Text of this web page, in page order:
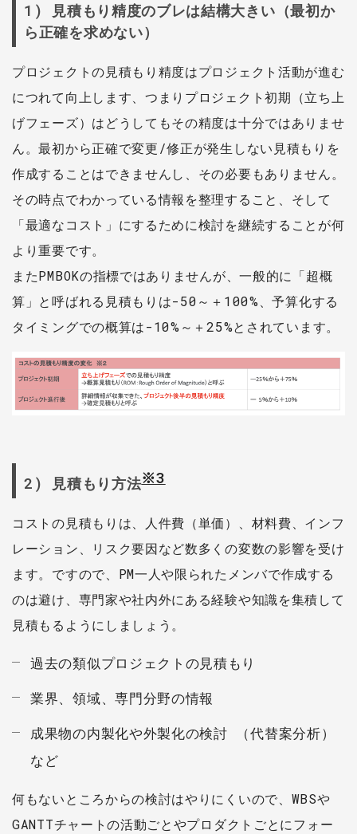
1) 見積もり精度のブレは結構大きい（最初か
ら正確を求めない）️️
プロジェクトの見積もり精度はプロジェクト活動が進む
につれて向上します、つまりプロジェクト初期（立ち上
げフェーズ）はどうしてもその精度は十分ではありませ
ん。最初から正確で変更/修正が発生しない見積もりを
作成することはできませんし、その必要もありません。
その時点でわかっている情報を整理すること、そして
「最適なコスト」にするために検討を継続することが何
より重要です。
またPMBOKの指標ではありませんが、一般的に「超概
算」と呼ばれる見積もりは-50～＋100%、予算化する
タイミングでの概算は-10%～＋25%とされています。
2) 見積もり方法※3
コストの見積もりは、人件費（単価）、材料費、インフ
レーション、リスク要因など数多くの変数の影響を受け
ます。ですので、PM一人や限られたメンバで作成する
のは避け、専門家や社内外にある経験や知識を集積して
見積もるようにしましょう。
過去の類似プロジェクトの見積もり
業界、領域、専門分野の情報
成果物の内製化や外製化の検討 （代替案分析）
など
何もないところからの検討はやりにくいので、WBSや
GANTTチャートの活動ごとやプロダクトごとにフォー